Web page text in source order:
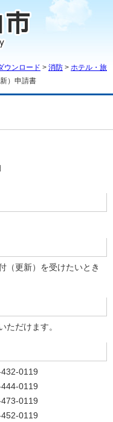
ウンロード > 消防 > ホテル・旅
）申請書
（更新）を受けたいとき
ただけます。
0119
0119
0119
0119